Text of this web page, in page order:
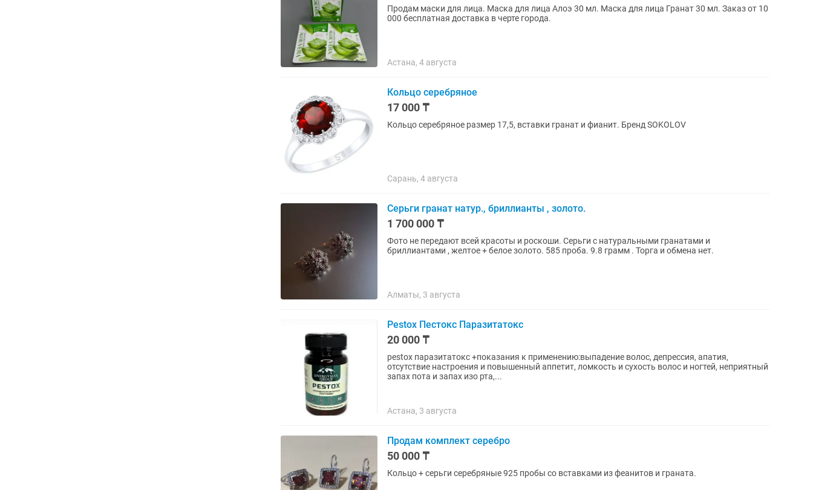
Продам маски для лица. Маска для лица Алоэ 30 мл. Маска для лица Гранат 30 мл. Заказ от 10
000 бесплатная доставка в черте города.
Астана, 4 августа
Кольцо серебряное
17 000 ₸
Кольцо серебряное размер 17,5, вставки гранат и фианит. Бренд SOKOLOV
Сарань, 4 августа
Серьги гранат натур., бриллианты , золото.
1 700 000 ₸
Фото не передают всей красоты и роскоши. Серьги с натуральными гранатами и
бриллиантами , желтое + белое золото. 585 проба. 9.8 грамм . Торга и обмена нет.
Алматы, 3 августа
Pestox Пестокс Паразитатокс
20 000 ₸
pestox паразитатокс +показания к применению:выпадение волос, депрессия, апатия,
отсутствие настроения и повышенный аппетит, ломкость и сухость волос и ногтей, неприятный
запах пота и запах изо рта,...
Астана, 3 августа
Продам комплект серебро
50 000 ₸
Кольцо + серьги серебряные 925 пробы со вставками из феанитов и граната.